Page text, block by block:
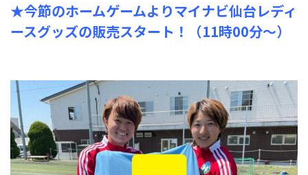
★今節のホームゲームよりマイナビ仙台レディ
ースグッズの販売スタート！（11時00分～）